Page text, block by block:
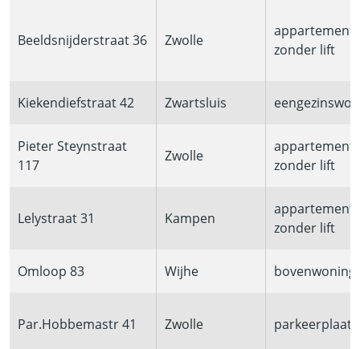
Beeldsnijderstraat 36 Zwolle
appartement
zonder lift
Kiekendiefstraat 42 Zwartsluis
Pieter Steynstraat
117
Zwolle
appartement
zonder lift
Lelystraat 31 Kampen
appartement
zonder lift
Omloop 83 Wijhe bovenwoning
Par.Hobbemastr 41 Zwolle parkeerplaats